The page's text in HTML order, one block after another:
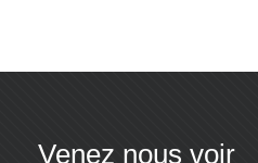
Venez nous voir